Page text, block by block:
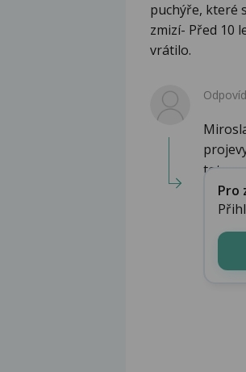
puchýře, které
zmizí- Před 10
vrátilo.
toto
Pro